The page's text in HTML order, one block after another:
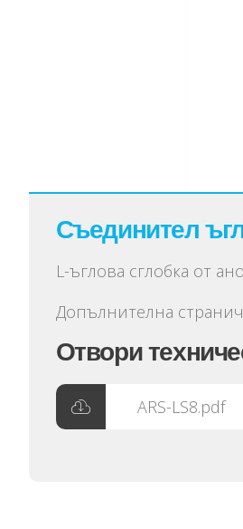
Съединител
L-ъглова сглобка от
Допълнителна
Отвори
ARS-LS8.pdf